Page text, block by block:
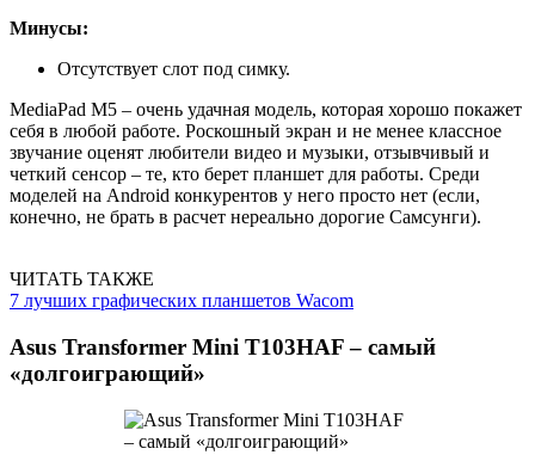
Минусы:
Отсутствует слот под симку.
MediaPad M5 – очень удачная модель, которая хорошо покажет
себя в любой работе. Роскошный экран и не менее классное
звучание оценят любители видео и музыки, отзывчивый и
четкий сенсор – те, кто берет планшет для работы. Среди
моделей на Android конкурентов у него просто нет (если,
конечно, не брать в расчет нереально дорогие Самсунги).
ЧИТАТЬ ТАКЖЕ
7 лучших графических планшетов Wacom
Asus Transformer Mini T103HAF – самый
«долгоиграющий»